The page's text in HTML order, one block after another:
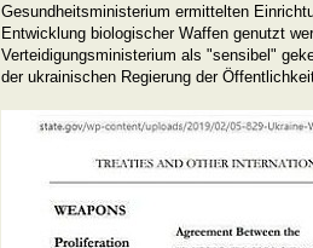
Gesundheitsministerium ermittelten
Entwicklung biologischer Waffen genutzt
Verteidigungsministerium als "sensibel"
der ukrainischen Regierung der